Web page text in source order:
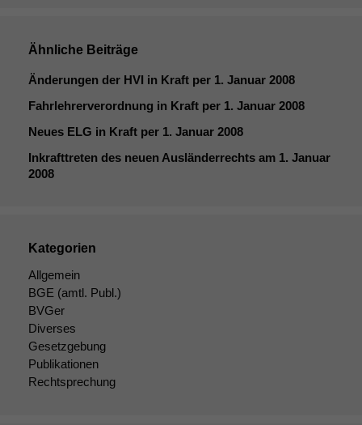
Ähnliche Beiträge
Änderungen der HVI in Kraft per 1. Januar 2008
Fahrlehrerverordnung in Kraft per 1. Januar 2008
Neues ELG in Kraft per 1. Januar 2008
Inkrafttreten des neuen Ausländerrechts am 1. Januar
2008
Kategorien
Allgemein
BGE (amtl. Publ.)
BVGer
Diverses
Gesetzgebung
Publikationen
Rechtsprechung